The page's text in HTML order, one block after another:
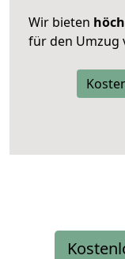
Wir bieten
für den Umzug